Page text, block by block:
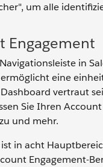
um alle
Engagement
in
eine
vertraut
Sie Ihren
und mehr.
in acht
Engagement-